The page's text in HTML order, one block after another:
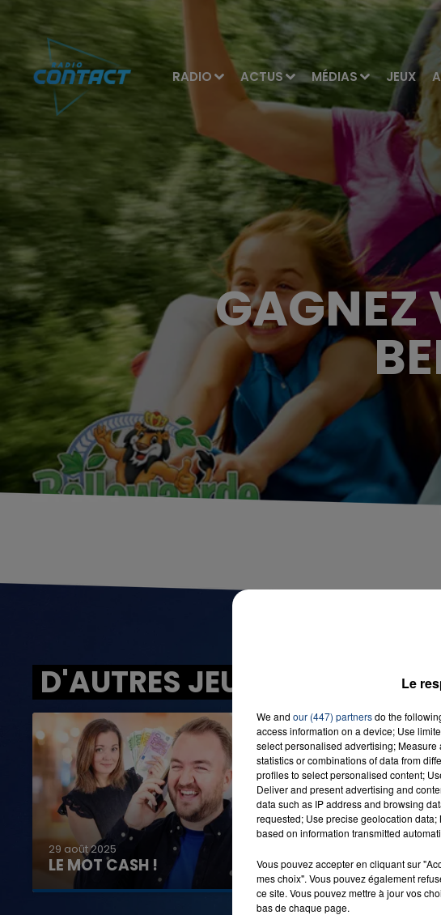
RADIO ACTUS MÉDIAS JEUX
16h00 - 20h00
LA TEAM DU WEEK-END
GAGNEZ
D'AUTRES JEUX
29 août 2025
LE MOT CASH !
0h00
Le
We and our (447) partnersdo the
access information on a device; Use
select personalised advertising;
statistics or combinations of data from
profiles to select personalised content;
Deliver and present advertising and
data such as IP address and browsing
requested; Use precise geolocation
based on information transmitted
Vous pouvez accepter en cliquant sur
mes choix". Vous pouvez également
ce site. Vous pouvez mettre à jour vos
bas de chaque page.